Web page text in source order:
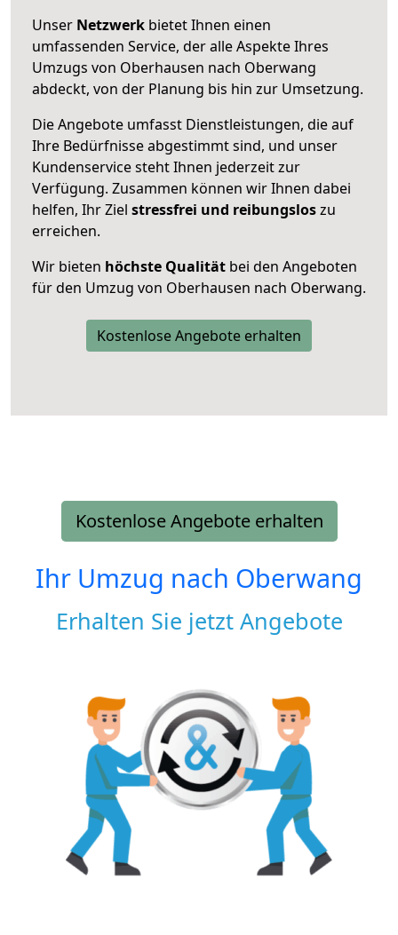
Unser Netzwerk bietet Ihnen einen
umfassenden Service, der alle Aspekte Ihres
Umzugs von Oberhausen nach Oberwang
abdeckt, von der Planung bis hin zur Umsetzung.
Die Angebote umfasst Dienstleistungen, die auf
Ihre Bedürfnisse abgestimmt sind, und unser
Kundenservice steht Ihnen jederzeit zur
Verfügung. Zusammen können wir Ihnen dabei
helfen, Ihr Ziel stressfrei und reibungsloszu
erreichen.
Wir bieten höchste Qualität bei den Angeboten
für den Umzug von Oberhausen nach Oberwang.
Kostenlose Angebote erhalten
Kostenlose Angebote erhalten
Ihr Umzug nach Oberwang
Erhalten Sie jetzt Angebote